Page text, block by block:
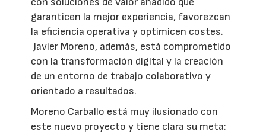
garanticen la mejor experiencia, favorezcan
la eficiencia operativa y optimicen costes.
Javier Moreno, además, está comprometido
con la transformación digital y la creación
de un entorno de trabajo colaborativo y
orientado a resultados.
Moreno Carballo está muy ilusionado con
este nuevo proyecto y tiene clara su meta: